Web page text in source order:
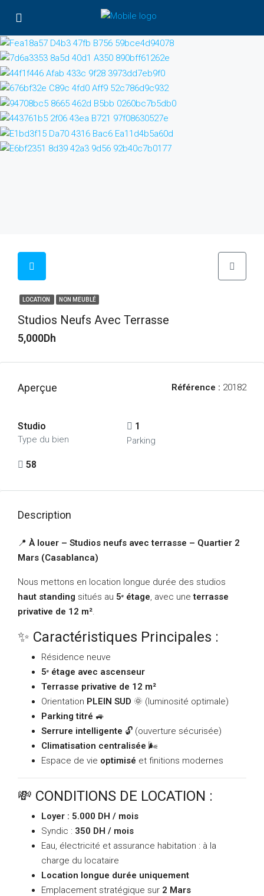
LOCATION NON MEUBLÉ
Studios Neufs Avec Terrasse
5,000Dh
Aperçue Référence : 20182
Studio
Type du bien
1
Parking
58
Description
📍 À louer – Studios neufs avec terrasse – Quartier 2
Mars (Casablanca)
Nous mettons en location longue durée des studios
haut standing situés au 5ᵉ étage , avec uneterrasse
privative de 12 m²
✨ Caractéristiques Principales :
Résidence neuve
5ᵉ étage avec ascenseur
Terrasse privative de 12 m²
Orientation PLEIN SUD 🌞 (luminosité optimale)
Parking titré 🚙
Serrure intelligente 🔓 (ouverture sécurisée)
Climatisation centralisée 🌬️
Espace de vie optimisé et finitions modernes
💸 CONDITIONS DE LOCATION :
Loyer : 5.000 DH / mois
Syndic : 350 DH / mois
Eau, électricité et assurance habitation : à la
charge du locataire
Location longue durée uniquement
Emplacement stratégique sur 2 Mars